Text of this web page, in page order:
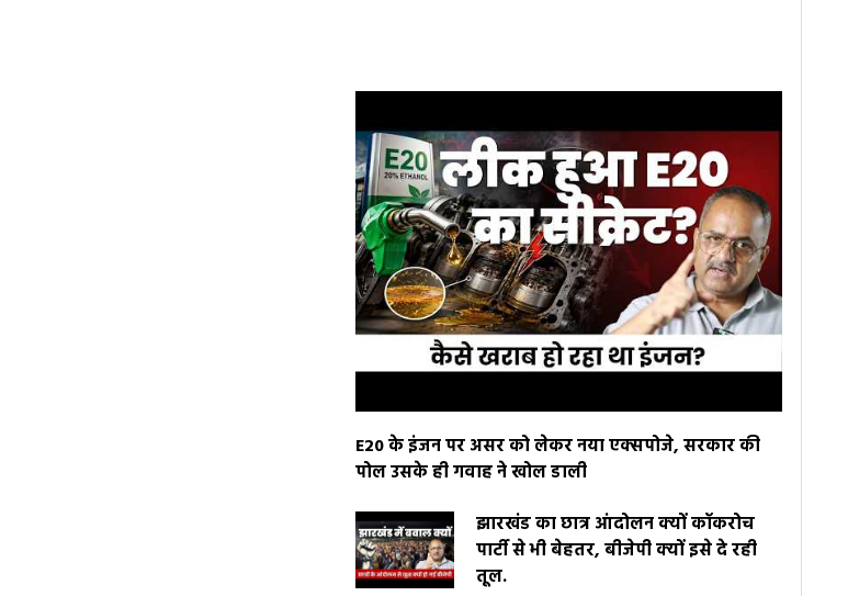
E20 के इंजन पर असर को लेकर नया एक्सपोजे, सरकार की
पोल उसके ही गवाह ने खोल डाली
झारखंड का छात्र आंदोलन क्यों कॉकरोच
पार्टी से भी बेहतर, बीजेपी क्यों इसे दे रही
तूल.